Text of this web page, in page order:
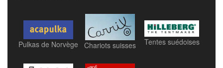
Pulkas de Norvège Chariots suisses Tentes suédoises